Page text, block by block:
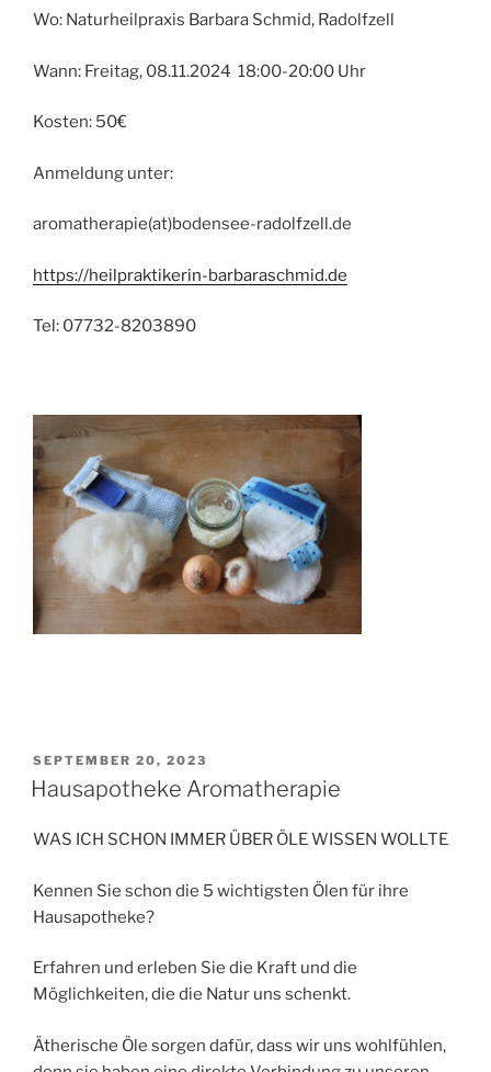
Wo: Naturheilpraxis Barbara Schmid, Radolfzell
Wann: Freitag, 08.11.2024 18:00-20:00 Uhr
Kosten: 50€
Anmeldung unter:
aromatherapie(at)bodensee-radolfzell.de
https://heilpraktikerin-barbaraschmid.de
Tel: 07732-8203890
VERÖFFENTLICHT
AM
SEPTEMBER 20, 2023
Hausapotheke Aromatherapie
WAS ICH SCHON IMMER ÜBER ÖLE WISSEN WOLLTE
Kennen Sie schon die 5 wichtigsten Ölen für ihre
Hausapotheke?
Erfahren und erleben Sie die Kraft und die
Möglichkeiten, die die Natur uns schenkt.
Ätherische Öle sorgen dafür, dass wir uns wohlfühlen,